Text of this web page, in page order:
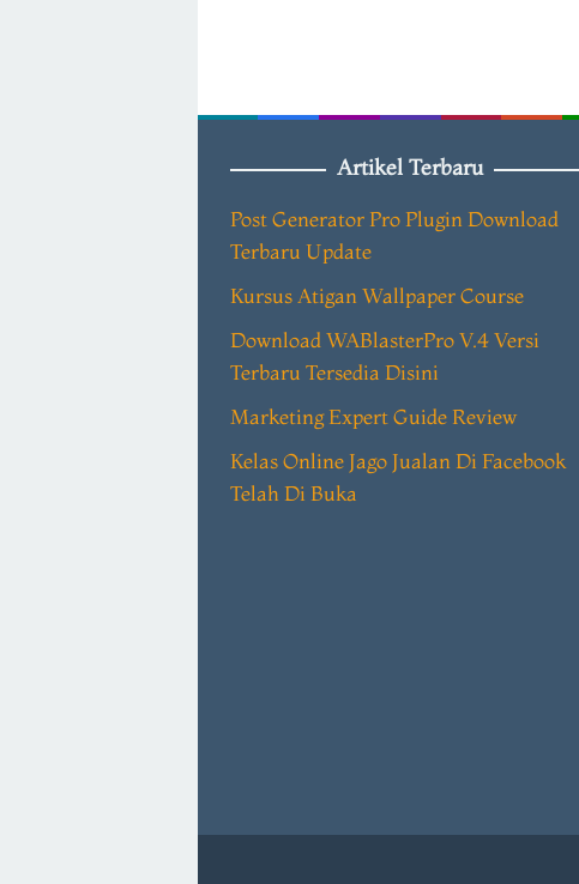
Artikel Terbaru
Post Generator Pro Plugin Download
Terbaru Update
Kursus Atigan Wallpaper Course
Download WABlasterPro V.4 Versi
Terbaru Tersedia Disini
Marketing Expert Guide Review
Kelas Online Jago Jualan Di Facebook
Telah Di Buka